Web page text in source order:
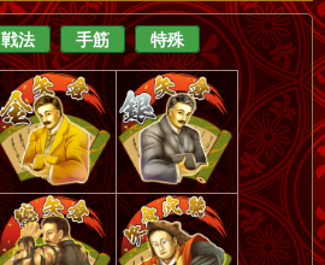
戦法 手筋 特殊